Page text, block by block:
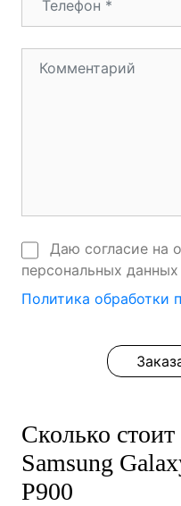
Даю согласие на
персональных данных
Политика обработки
Сколько
Samsung
P900